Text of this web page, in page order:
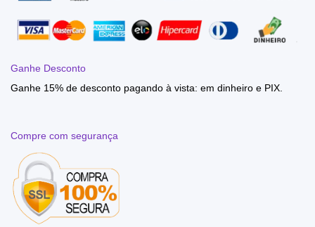
Ganhe Desconto
Ganhe 15% de desconto pagando à vista: em dinheiro e PIX.
Compre com segurança